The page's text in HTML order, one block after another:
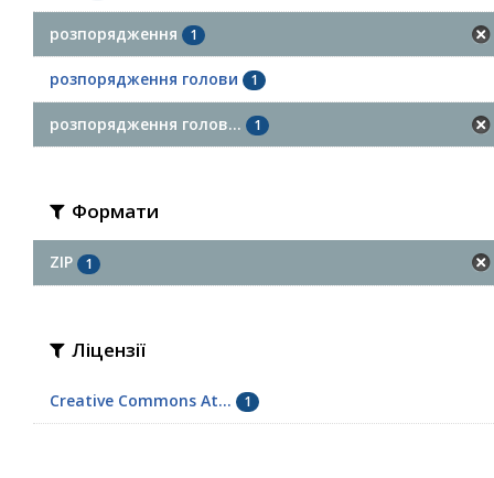
розпорядження 1
розпорядження голови 1
розпорядження голов... 1
Формати
ZIP 1
Ліцензії
Creative Commons At... 1